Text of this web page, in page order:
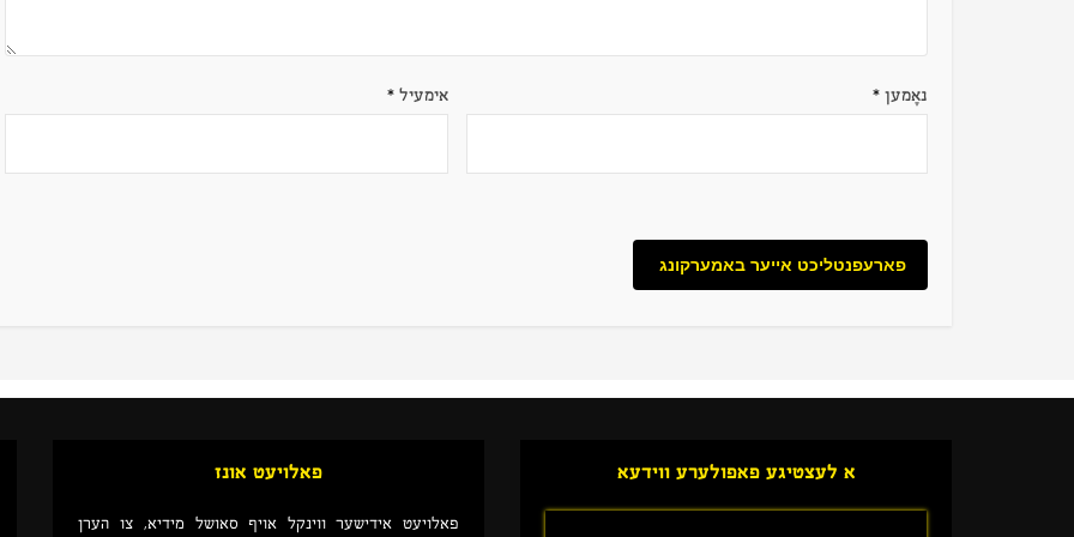
נאָמען * אימעיל *
פאלויעט אונז
פאלויעט אידישער ווינקל אויף סאושל מידיא, צו הערן
א לעצטיגע פאפולערע ווידעא